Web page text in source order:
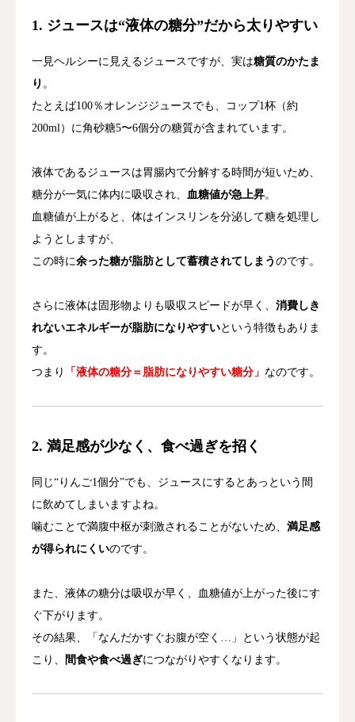
1. ジュースは“液体の糖分”だから太りやすい
一見ヘルシーに見えるジュースですが、実は糖質のかたま
り 。
たとえば100％オレンジジュースでも、コップ1杯（約
200ml）に角砂糖5〜6個分の糖質が含まれています。
液体であるジュースは胃腸内で分解する時間が短いため、
糖分が一気に体内に吸収され、
血糖値が急上昇。
血糖値が上がると、体はインスリンを分泌して糖を処理し
ようとしますが、
この時に余った糖が脂肪として蓄積されてしまう のです。
さらに液体は固形物よりも吸収スピードが早く、 消費しき
れないエネルギーが脂肪になりやすいという特徴もありま
す。
つまり
「液体の糖分＝脂肪になりやすい糖分」 なのです。
2. 満足感が少なく、食べ過ぎを招く
同じ“りんご1個分”でも、ジュースにするとあっという間
に飲めてしまいますよね。
噛むことで満腹中枢が刺激されることがないため、 満足感
が得られにくいのです。
また、液体の糖分は吸収が早く、血糖値が上がった後にす
ぐ下がります。
その結果、「なんだかすぐお腹が空く…」という状態が起
こり、
間食や食べ過ぎにつながりやすくなります。